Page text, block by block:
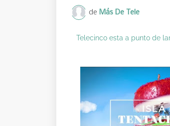
de Más De Tele
Telecinco esta a punto de